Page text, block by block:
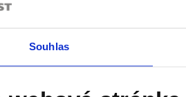
Souhlas